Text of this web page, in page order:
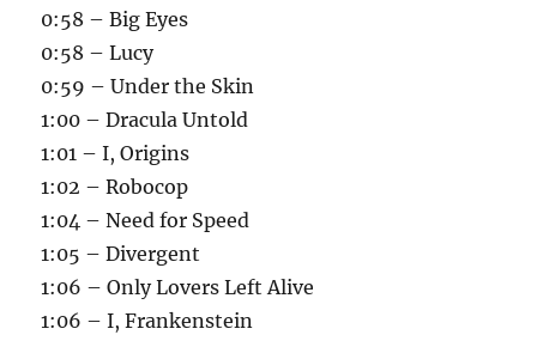
0:58 – Big Eyes
0:58 – Lucy
0:59 – Under the Skin
1:00 – Dracula Untold
1:01 – I, Origins
1:02 – Robocop
1:04 – Need for Speed
1:05 – Divergent
1:06 – Only Lovers Left Alive
1:06 – I, Frankenstein